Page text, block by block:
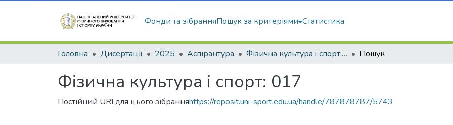
Фонди та зібранняПошук за критеріями Статистика
Головна Дисертації 2025 Аспірантура Фізична культура і спорт: 017 Пошук
Фізична культура і спорт: 017
Постійний URI для цього зібранняhttps://reposit.uni-sport.edu.ua/handle/787878787/5743